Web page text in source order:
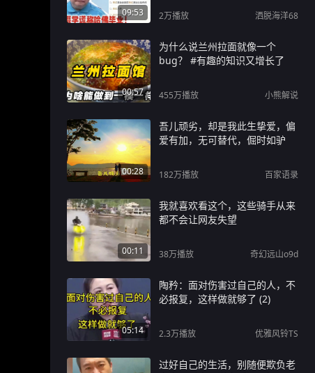
09:53 2万播放 洒脱海洋68
00:57
为什么说兰州拉面就像一个
bug？ #有趣的知识又增长了
455万播放 小熊解说
00:28
吾儿顽劣，却是我此生挚爱，偏
爱有加，无可替代，倔时如驴
182万播放 百家语录
00:11
我就喜欢看这个，这些骑手从来
都不会让网友失望
38万播放 奇幻远山o9d
05:14
陶矜：面对伤害过自己的人，不
必报复，这样做就够了 (2)
2.3万播放 优雅风铃TS
过好自己的生活，别随便欺负老